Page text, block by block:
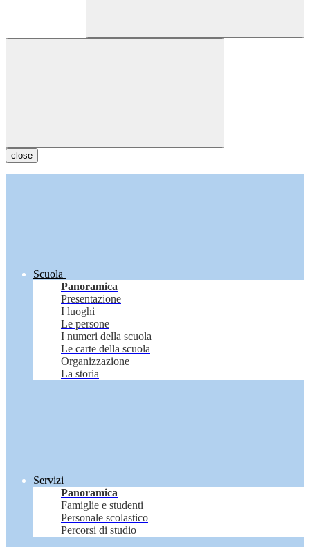
close
Scuola
Panoramica
Presentazione
I luoghi
Le persone
I numeri della scuola
Le carte della scuola
Organizzazione
La storia
Servizi
Panoramica
Famiglie e studenti
Personale scolastico
Percorsi di studio